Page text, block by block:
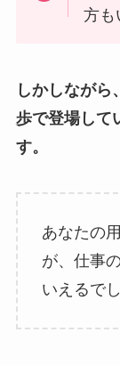
方も
しかしながら
歩で登場して
す。
あなたの
が、仕事
いえるで